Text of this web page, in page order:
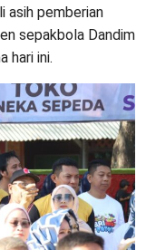
asih pemberian
sepakbola Dandim
hari ini.